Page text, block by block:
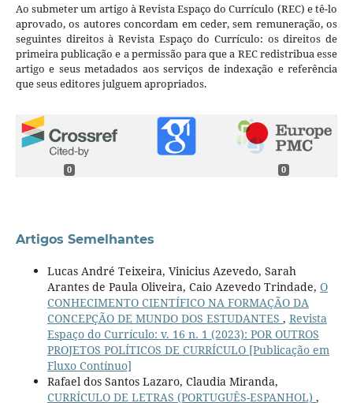
Ao submeter um artigo à Revista Espaço do Currículo (REC) e tê-lo
aprovado, os autores concordam em ceder, sem remuneração, os
seguintes direitos à Revista Espaço do Currículo: os direitos de
primeira publicação e a permissão para que a REC redistribua esse
artigo e seus metadados aos serviços de indexação e referência
que seus editores julguem apropriados.
0 0
Artigos Semelhantes
Lucas André Teixeira, Vinicius Azevedo, Sarah
Arantes de Paula Oliveira, Caio Azevedo Trindade, O
CONHECIMENTO CIENTÍFICO NA FORMAÇÃO DA
CONCEPÇÃO DE MUNDO DOS ESTUDANTES , Revista
Espaço do Currículo: v. 16 n. 1 (2023): POR OUTROS
PROJETOS POLÍTICOS DE CURRÍCULO [Publicação em
Fluxo Contínuo]
Rafael dos Santos Lazaro, Claudia Miranda,
CURRÍCULO DE LETRAS (PORTUGUÊS-ESPANHOL) ,